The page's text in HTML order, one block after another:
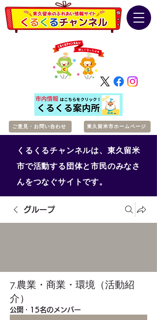
ご意見・お問い合わせ 東久留米市ホームページ
くるくるチャンネルは、東久留米
市で活動する団体と市民のみなさ
んをつなぐサイトです。
グループ
7.農業・商業・環境（活動紹
介）
公開 · 15名のメンバー